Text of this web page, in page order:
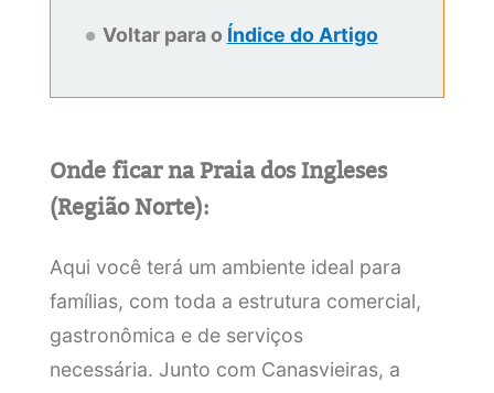
Voltar para o Índice do Artigo
Onde ficar na Praia dos Ingleses
(Região Norte):
Aqui você terá um ambiente ideal para
famílias, com toda a estrutura comercial,
gastronômica e de serviços
necessária. Junto com Canasvieiras, a